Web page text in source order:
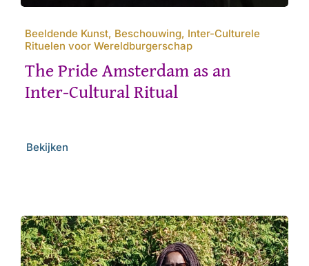
Beeldende Kunst, Beschouwing, Inter-Culturele
Rituelen voor Wereldburgerschap
The Pride Amsterdam as an
Inter-Cultural Ritual
Bekijken